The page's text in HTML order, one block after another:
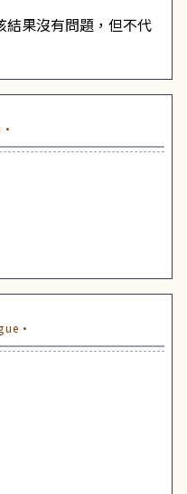
結果沒有問題，但不代